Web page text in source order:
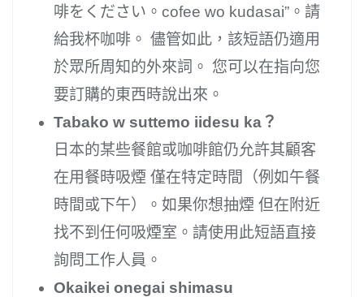
啡をください。cofee wo kudasai”。請
給我杯咖啡。 儘管如此，該短語仍適用
於眾所周知的外來詞。 您可以在指向您
要訂購的東西時說出來。
Tabako w suttemo iidesu ka？
日本的某些餐館或咖啡館仍允許其顧客
在用餐時吸煙 僅在特定時間（例如午餐
時間或下午）。如果你想抽煙 但在附近
找不到任何吸煙室。請使用此短語直接
詢問工作人員。
Okaikei onegai shimasu